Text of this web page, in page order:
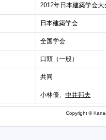
2012年日本建築学会
日本建築学会
全国学会
口頭（一般）
共同
小林優、 中井邦夫
Copyright ©